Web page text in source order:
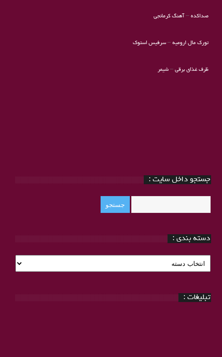
صداکده– آهنگ کرمانجی
تورک مال ارومیه–سرفیس استوک
ظرف غذای برقی– شیمر
جستجو داخل سایت :
دسته بندی :
دسته
بندی
تبلیغات :